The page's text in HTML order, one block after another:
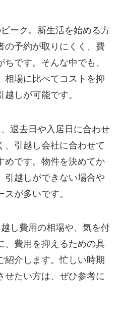
ーク。新生活を始める方
の予約が取りにくく、費
です。そんな中でも、
相場に比べてコストを抑
しが可能です。
退去日や入居日に合わせ
、引越し会社に合わせて
めです。物件を決めてか
引越しができない場合や
が多いです。
し費用の相場や、気を付
、費用を抑えるための具
紹介します。忙しい時期
せたい方は、ぜひ参考に